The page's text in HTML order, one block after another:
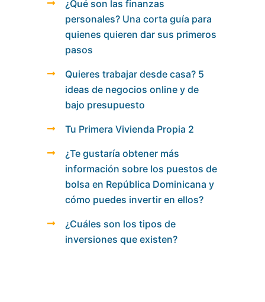
¿Qué son las finanzas
personales? Una corta guía para
quienes quieren dar sus primeros
pasos
Quieres trabajar desde casa? 5
ideas de negocios online y de
bajo presupuesto
Tu Primera Vivienda Propia 2
¿Te gustaría obtener más
información sobre los puestos de
bolsa en República Dominicana y
cómo puedes invertir en ellos?
¿Cuáles son los tipos de
inversiones que existen?